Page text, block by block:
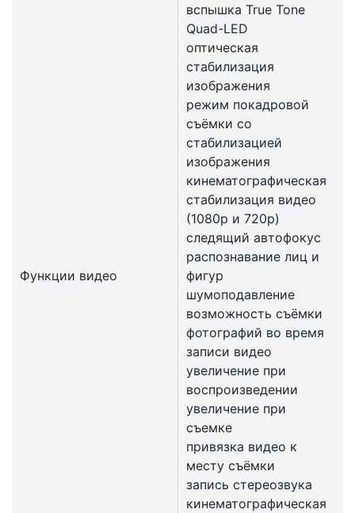
Функции видео
вспышка True Tone
Quad-LED
оптическая
стабилизация
изображения
режим покадровой
съёмки со
стабилизацией
изображения
кинематографическая
стабилизация видео
(1080p и 720p)
следящий автофокус
распознавание лиц и
фигур
шумоподавление
возможность съёмки
фотографий во время
записи видео
увеличение при
воспроизведении
увеличение при
съемке
привязка видео к
месту съёмки
запись стереозвука
кинемато­графическая